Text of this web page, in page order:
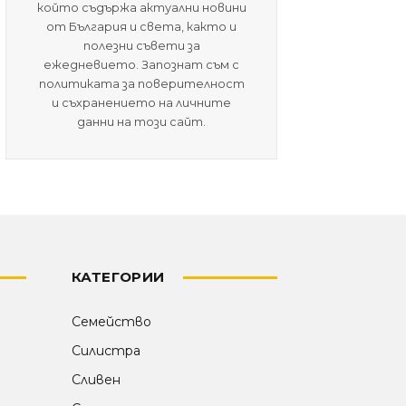
който съдържа актуални новини
от България и света, както и
полезни съвети за
ежедневието. Запознат съм с
политиката за поверителност
и съхранението на личните
данни на този сайт.
КАТЕГОРИИ
Семейство
Силистра
Сливен